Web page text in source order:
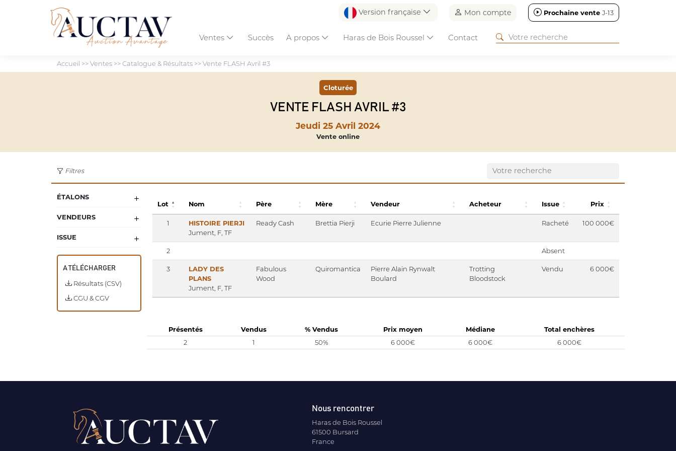
Version française Mon compte Prochaine vente J-13
Ventes Succès A propos Haras de Bois Roussel Contact
Accueil >>Ventes>>Catalogue & Résultats>>Vente FLASH Avril #3
Cloturée
VENTE FLASH AVRIL #3
Jeudi 25 Avril 2024
Vente online
Filtres
Lot Nom Père Mère Vendeur Acheteur Issue Prix
1
HISTOIRE PIERJI
Jument, F, TF
Ready Cash Brettia Pierji Ecurie Pierre Julienne Racheté 100 000€
2 Absent
3
LADY DES
PLANS
Jument, F, TF
Fabulous
Wood
Quiromantica
Pierre Alain Rynwalt
Boulard
Trotting
Bloodstock
Vendu 6 000€
Présentés Vendus % Vendus Prix moyen Médiane
Total enchères
2
1 50% 6 000€ 6 000€ 6 000€
ÉTALONS
VENDEURS
ISSUE
A TÉLÉCHARGER
Résultats (CSV)
CGU & CGV
Nous rencontrer
Haras de Bois Roussel
61500 Bursard
France